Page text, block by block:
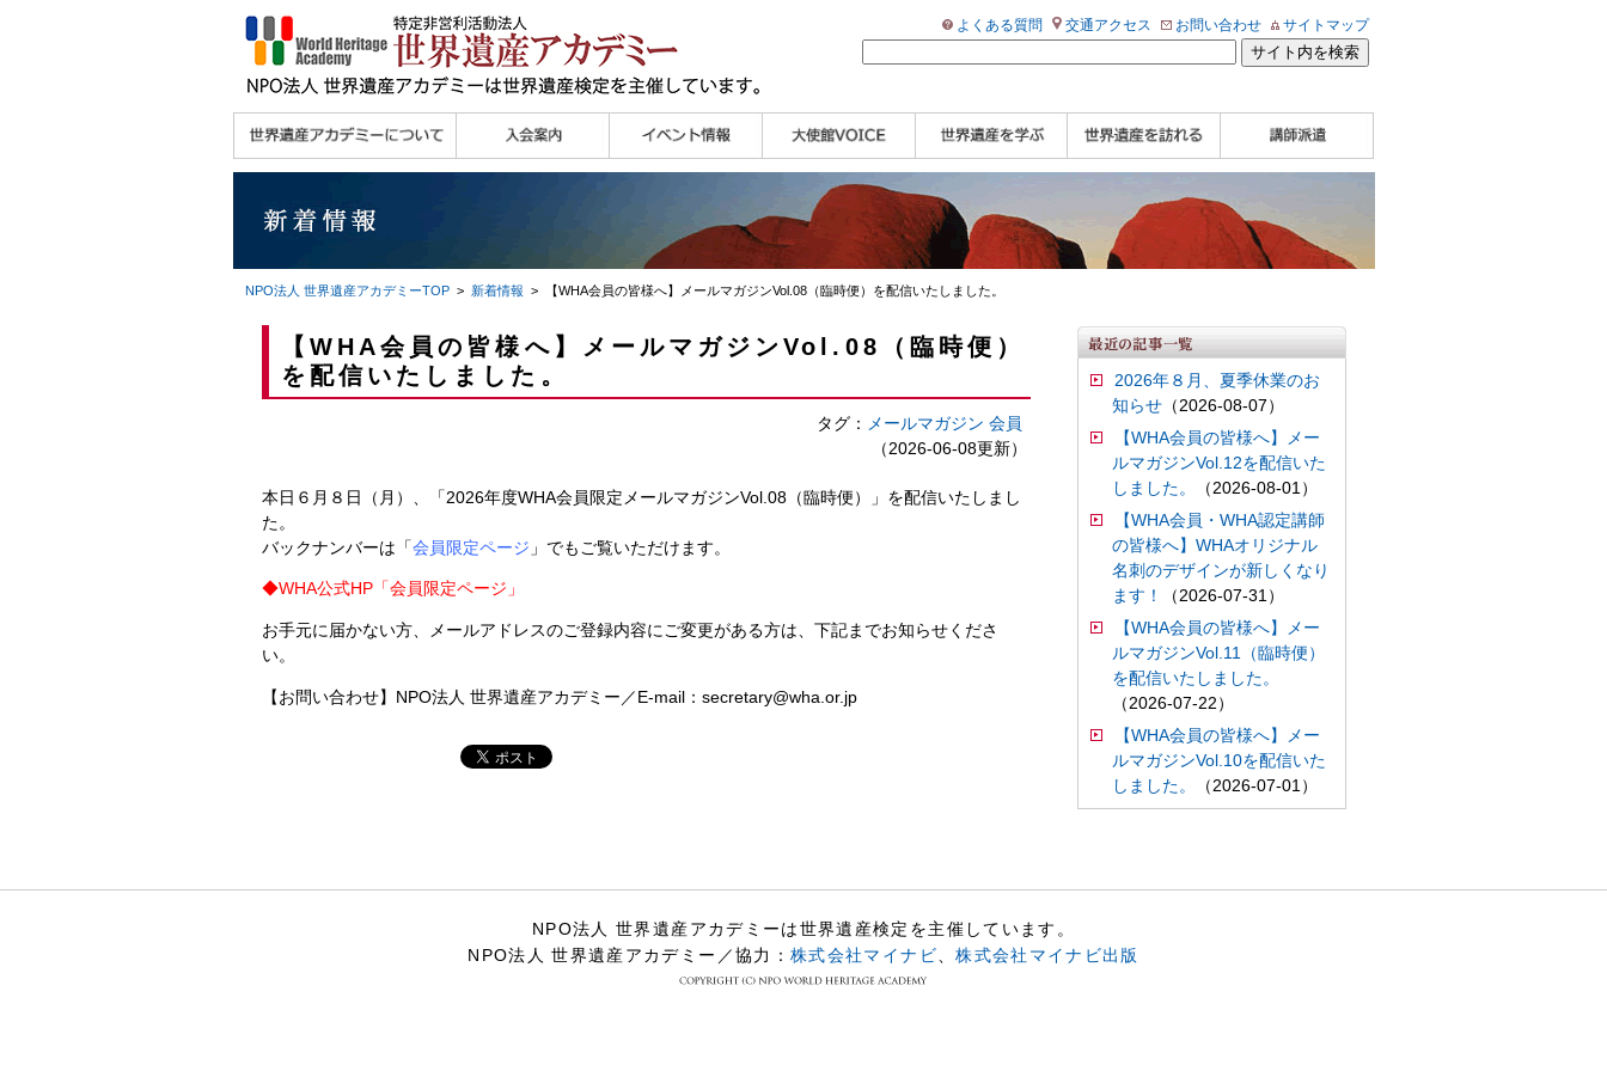
よくある質問 交通アクセス お問い合わせ サイトマップ
理念
メッセージ
主な活動内容
沿革
組織図・役員
研究員紹介 >>
宮澤 光 MIYAZAWA, Hikaru
研究員によるメディ
法人会員・協賛団体
メディア協力／プレ
個人会員
法人会員
会報誌サンプル
会員限定ページ 講演会
大使館セミナー
展示会
講座・セミナー
ツアー情報
イベントレポート 研究員ブログ
マイスターのささや
き
WHAフォトギャラリ
ー
世界遺産応援ブログ
世界遺産検定公式
HP
学習アシスト動画
世界遺産ナビ
【pamon】
WHA認定講師について
WHA認定講師 紹介
WHA認定講師 紹介
自治体・民間団体関
企業関係者の方へ
学校・教育関係者の
NPO法人 世界遺産アカデミーTOP> 新着情報 > 【WHA会員の皆様へ】メールマガジンVol.08（臨時便）を配信いたしました。
【WHA会員の皆様へ】メールマガジンVol.08（臨時便）
を配信いたしました。
タグ： メールマガジン 会員
（2026-06-08更新）
本日６月８日（月）、「2026年度WHA会員限定メールマガジンVol.08（臨時便）」を配信いたしまし
た。
バックナンバーは「 会員限定ページ 」でもご覧いただけます。
◆WHA公式HP「会員限定ページ」
お手元に届かない方、メールアドレスのご登録内容にご変更がある方は、下記までお知らせくださ
い。
【お問い合わせ】NPO法人 世界遺産アカデミー／E-mail：secretary@wha.or.jp
2026年８月、夏季休業のお
知らせ（2026-08-07）
【WHA会員の皆様へ】メー
ルマガジンVol.12を配信いた
しました。
（2026-08-01）
【WHA会員・WHA認定講師
の皆様へ】WHAオリジナル
名刺のデザインが新しくなり
ます！
（2026-07-31）
【WHA会員の皆様へ】メー
ルマガジンVol.11（臨時便）
を配信いたしました。
（2026-07-22）
【WHA会員の皆様へ】メー
ルマガジンVol.10を配信いた
しました。
（2026-07-01）
NPO法人 世界遺産アカデミーは世界遺産検定を主催しています。
NPO法人 世界遺産アカデミー／協力： 株式会社マイナビ 、株式会社マイナビ出版